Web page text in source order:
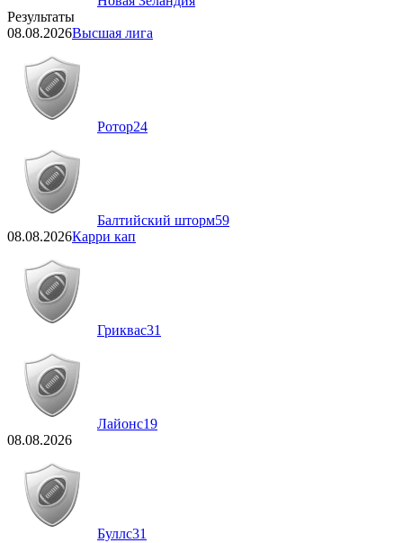
Результаты
08.08.2026Высшая лига
Ротор24
Балтийский шторм59
08.08.2026Карри кап
Гриквас31
Лайонс19
08.08.2026
Буллс31